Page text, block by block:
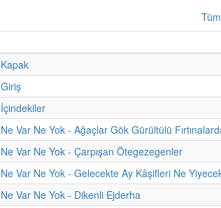
Kapak
Giriş
İçindekiler
Ne Var Ne Yok - Ağaçlar Gök Gürültülü
Ne Var Ne Yok - Çarpışan Ötegezegenler
Ne Var Ne Yok - Gelecekte Ay Kâşifleri Ne
Ne Var Ne Yok - Dikenli Ejderha